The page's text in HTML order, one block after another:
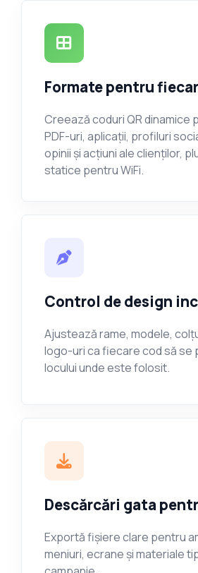
Formate pentru
Creează coduri QR dinamice
PDF-uri, aplicații, profiluri
opinii și acțiuni ale clienților,
statice pentru WiFi.
Control de design
Ajustează rame, modele,
logo-uri ca fiecare cod să se
locului unde este folosit.
Descărcări gata
Exportă fișiere clare pentru
meniuri, ecrane și materiale